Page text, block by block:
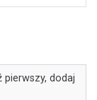
pierwszy, dodaj